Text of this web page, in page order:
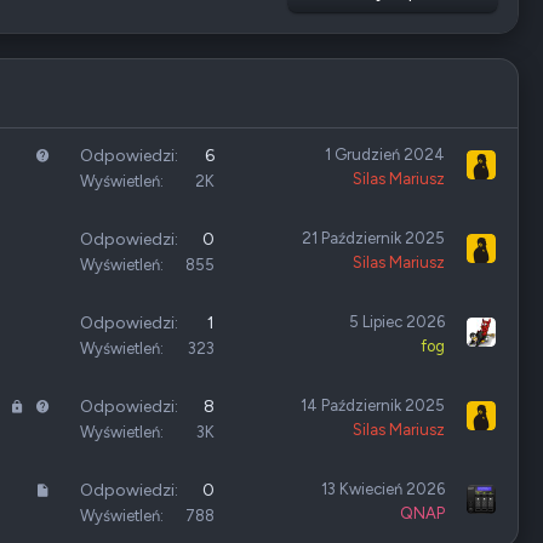
Odpowiedzi 6
Wyświetleń 2K
1 Grudzień 2024
Silas Mariusz
Odpowiedzi 0
Wyświetleń 855
21 Październik 2025
Silas Mariusz
Odpowiedzi 1
Wyświetleń 323
5 Lipiec 2026
fog
Odpowiedzi 8
Wyświetleń 3K
14 Październik 2025
Silas Mariusz
Odpowiedzi 0
Wyświetleń 788
13 Kwiecień 2026
QNAP